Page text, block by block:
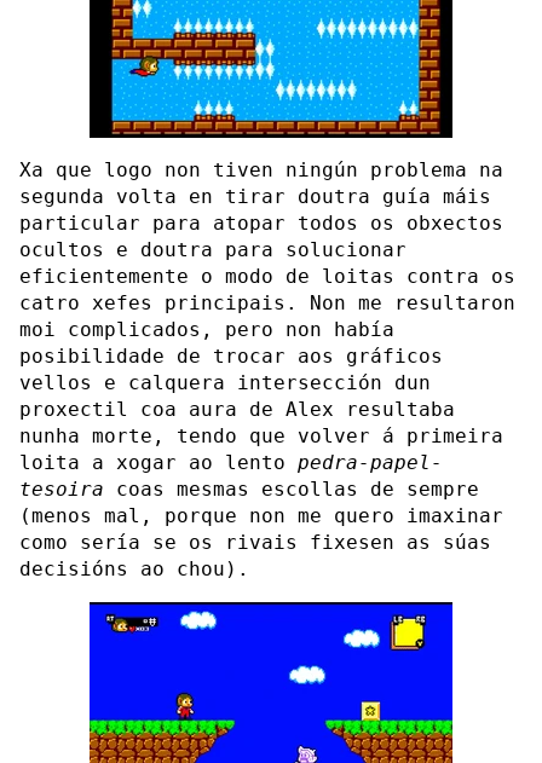
Xa que logo non tiven ningún problema na
segunda volta en tirar doutra guía máis
particular para atopar todos os obxectos
ocultos e doutra para solucionar
eficientemente o modo de loitas contra os
catro xefes principais. Non me resultaron
moi complicados, pero non había
posibilidade de trocar aos gráficos
vellos e calquera intersección dun
proxectil coa aura de Alex resultaba
nunha morte, tendo que volver á primeira
loita a xogar ao lento pedra-papel-
tesoira coas mesmas escollas de sempre
(menos mal, porque non me quero imaxinar
como sería se os rivais fixesen as súas
decisións ao chou).